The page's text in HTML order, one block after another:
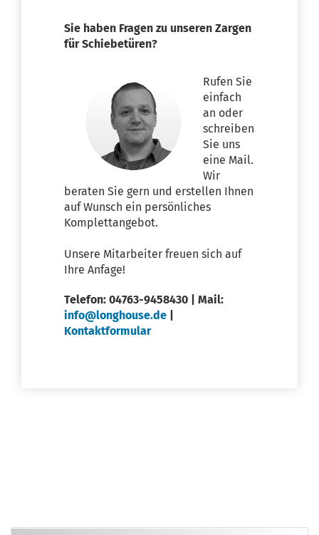
Sie haben Fragen zu unseren Zargen
für Schiebetüren?
Rufen Sie
einfach
an oder
schreiben
Sie uns
eine Mail.
Wir
beraten Sie gern und erstellen Ihnen
auf Wunsch ein persönliches
Komplettangebot.
Unsere Mitarbeiter freuen sich auf
Ihre Anfage!
Telefon: 04763-9458430 | Mail:
info@longhouse.de
Kontaktformular